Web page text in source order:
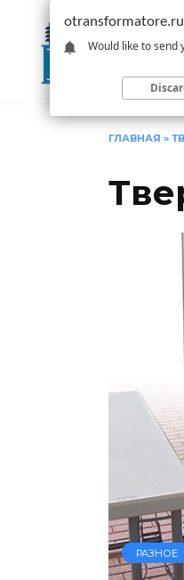
содержанию
ГЛАВНАЯ »
РАЗНОЕ
otransformatore.ru
Would like to send